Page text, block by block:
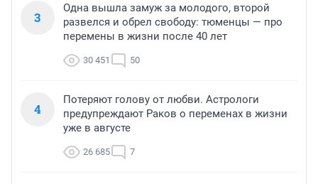
3
Одна вышла замуж за молодого, второй
развелся и обрел свободу: тюменцы — про
перемены в жизни после 40 лет
30 451 50
4
Потеряют голову от любви. Астрологи
предупреждают Раков о переменах в жизни
уже в августе
26 685 7